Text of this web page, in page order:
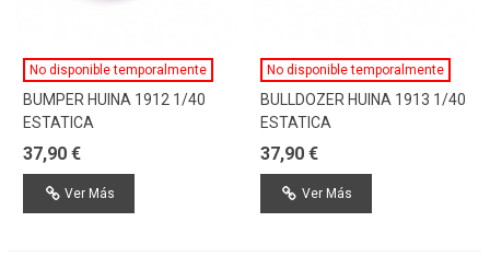
No disponible temporalmente
BUMPER HUINA 1912 1/40
ESTATICA
37,90 €
Ver Más
No disponible temporalmente
BULLDOZER HUINA 1913 1/40
ESTATICA
37,90 €
Ver Más